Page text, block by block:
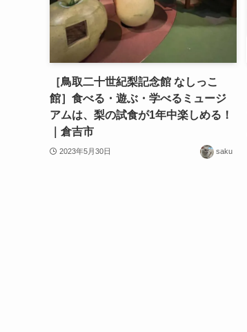
［鳥取二十世紀梨記念館 なしっこ
館］食べる・遊ぶ・学べるミュージ
アムは、梨の試食が1年中楽しめる！
｜倉吉市
2023年5月30日 saku